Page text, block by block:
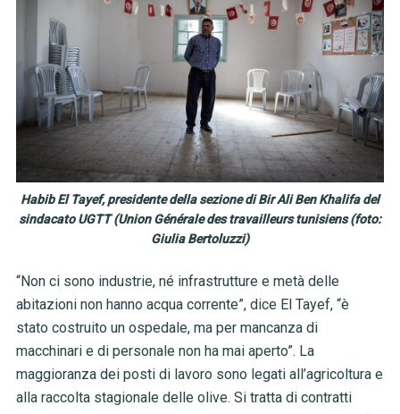
Habib El Tayef, presidente della sezione di Bir Ali Ben Khalifa del
sindacato UGTT (Union Générale des travailleurs tunisiens (foto:
Giulia Bertoluzzi)
“Non ci sono industrie, né infrastrutture e metà delle
abitazioni non hanno acqua corrente”, dice El Tayef, “è
stato costruito un ospedale, ma per mancanza di
macchinari e di personale non ha mai aperto”. La
maggioranza dei posti di lavoro sono legati all’agricoltura e
alla raccolta stagionale delle olive. Si tratta di contratti